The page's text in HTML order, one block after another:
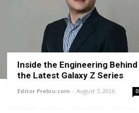
Inside the Engineering Behind
the Latest Galaxy Z Series
Editor Prebiu.com - August 7, 2026 0